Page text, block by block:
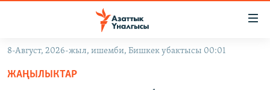
Навигацияга
өтүңүз
8-Август, 2026-жыл, ишемби, Бишкек убактысы 00:01
ЖАҢЫЛЫКТАР